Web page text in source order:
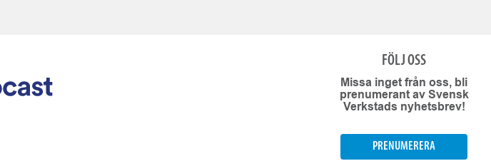
FÖLJ OSS
Missa inget från oss, bli
prenumerant av Svensk
Verkstads nyhetsbrev!
PRENUMERERA